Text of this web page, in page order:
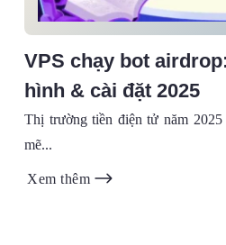
VPS chạy bot
hình & cài đặt 2025
Thị trường tiền điện tử năm
mẽ...
Xem thêm